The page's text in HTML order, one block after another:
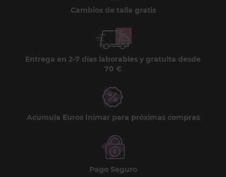
Cambios de talla gratis
Entrega en 2-7 días laborables y gratuita desde
70 €
Acumula Euros Inimar para próximas compras
Pago Seguro